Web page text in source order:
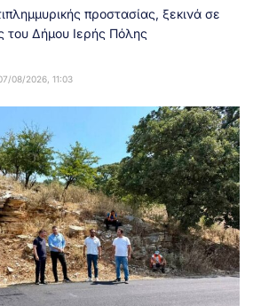
προστασίας, ξεκινά σε
του Δήμου Ιερής Πόλης
08/2026, 11:03